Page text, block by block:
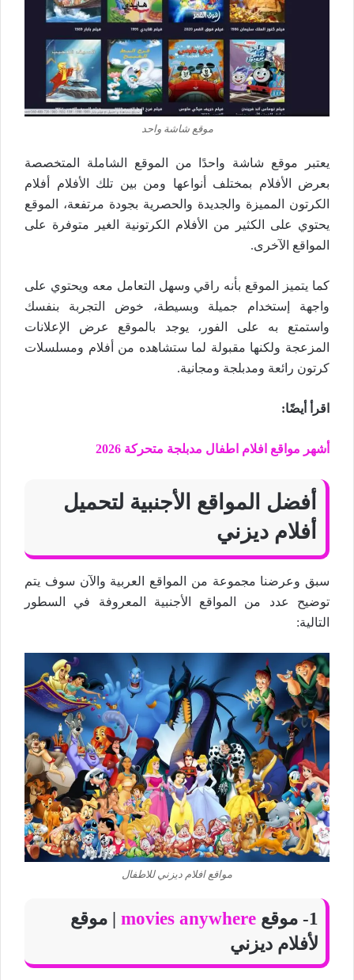
موقع شاشة واحد
يعتبر موقع شاشة واحدًا من الموقع الشاملة المتخصصة
بعرض الأفلام بمختلف أنواعها ومن بين تلك الأفلام أفلام
الكرتون المميزة والجديدة والحصرية بجودة مرتفعة، الموقع
يحتوي على الكثير من الأفلام الكرتونية الغير متوفرة على
المواقع الآخرى.
كما يتميز الموقع بأنه راقي وسهل التعامل معه ويحتوي على
واجهة إستخدام جميلة وبسيطة، خوض التجربة بنفسك
واستمتع به على الفور، يوجد بالموقع عرض الإعلانات
المزعجة ولكنها مقبولة لما ستشاهده من أفلام ومسلسلات
كرتون رائعة ومدبلجة ومجانية.
اقرأ أيضًا:
أشهر مواقع افلام اطفال مدبلجة متحركة 2026
أفضل المواقع الأجنبية لتحميل
أفلام ديزني
سبق وعرضنا مجموعة من المواقع العربية والآن سوف يتم
توضيح عدد من المواقع الأجنبية المعروفة في السطور
التالية:
مواقع افلام ديزني للاطفال
1- موقع movies anywhere | موقع
لأفلام ديزني